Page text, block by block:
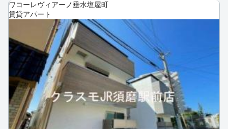
ワコーレヴィアーノ垂水塩屋町
賃貸アパート